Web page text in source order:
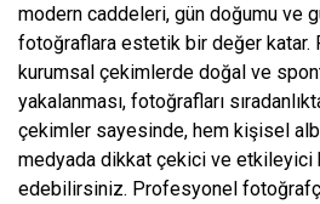
modern caddeleri, gün doğumu ve
fotoğraflara estetik bir değer katar.
kurumsal çekimlerde doğal ve
yakalanması, fotoğrafları
çekimler sayesinde, hem kişisel
medyada dikkat çekici ve etkileyici
edebilirsiniz. Profesyonel